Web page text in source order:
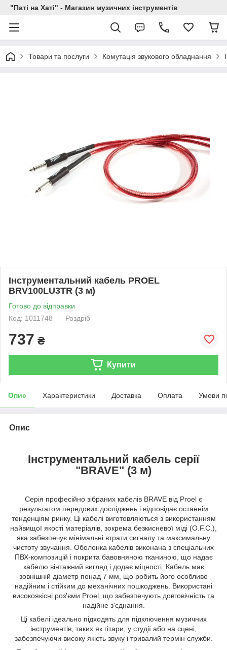
"Паті на Хаті" - Магазин музичних інструментів
Товари та послуги Комутація звукового обладнання
Інструментальний кабель PROEL
BRV100LU3TR (3 м)
Готово до відправки
Код: 1011748
Роздріб
737 ₴
Купити
Опис Характеристики Доставка Оплата Умови
Опис
Інструментальний кабель серії
"BRAVE" (3 м)
Серія професійно зібраних кабелів BRAVE від Proel є
результатом передових досліджень і відповідає останнім
тенденціям ринку. Ці кабелі виготовляються з використанням
найвищої якості матеріалів, зокрема безкисневої міді (O.F.C.),
яка забезпечує мінімальні втрати сигналу та максимальну
чистоту звучання. Оболонка кабелів виконана з спеціальних
ПВХ-композицій і покрита бавовняною тканиною, що надає
кабелю вінтажний вигляд і додає міцності. Кабель має
зовнішній діаметр понад 7 мм, що робить його особливо
надійним і стійким до механічних пошкоджень. Використані
високоякісні роз'єми Proel, що забезпечують довговічність та
надійне з'єднання.
Ці кабелі ідеально підходять для підключення музичних
інструментів, таких як гітари, у студії або на сцені,
забезпечуючи високу якість звуку і тривалий термін служби.